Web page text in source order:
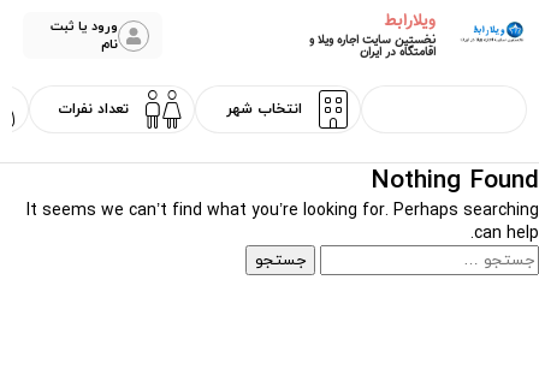
ویلارابط
نخستین سایت اجاره ویلا و
اقامتگاه در ایران
ورود یا ثبت
نام
Nothing Found
It seems we can’t find what you’re looking for. Perhaps searching
can help.